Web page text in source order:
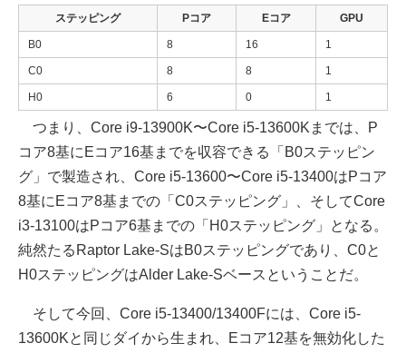
ステッピング Pコア Eコア GPU
B0 8 16 1
C0 8 8 1
H0 6 0 1
つまり、Core i9-13900K〜Core i5-13600Kまでは、P
コア8基にEコア16基までを収容できる「B0ステッピン
グ」で製造され、Core i5-13600〜Core i5-13400はPコア
8基にEコア8基までの「C0ステッピング」、そしてCore
i3-13100はPコア6基までの「H0ステッピング」となる。
純然たるRaptor Lake-SはB0ステッピングであり、C0と
H0ステッピングはAlder Lake-Sベースということだ。
そして今回、Core i5-13400/13400Fには、Core i5-
13600Kと同じダイから生まれ、Eコア12基を無効化した